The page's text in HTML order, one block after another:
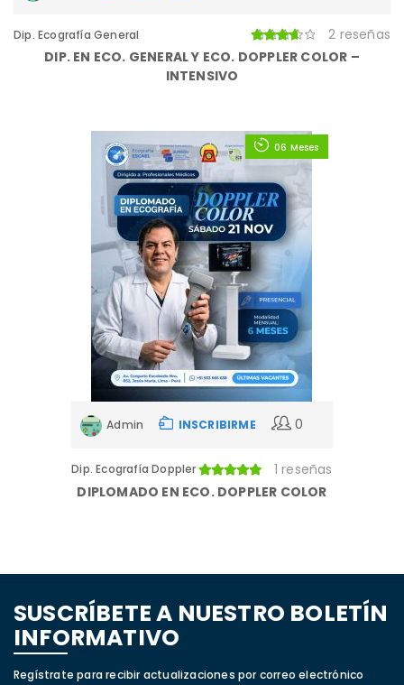
Dip. Ecografía General
2 reseñas
DIP. EN ECO. GENERAL Y ECO. DOPPLER COLOR –
INTENSIVO
06 Meses
Admin INSCRIBIRME 0
Dip. Ecografía Doppler
1 reseñas
DIPLOMADO EN ECO. DOPPLER COLOR
SUSCRÍBETE A NUESTRO BOLETÍN
INFORMATIVO
Regístrate para recibir actualizaciones por correo electrónico